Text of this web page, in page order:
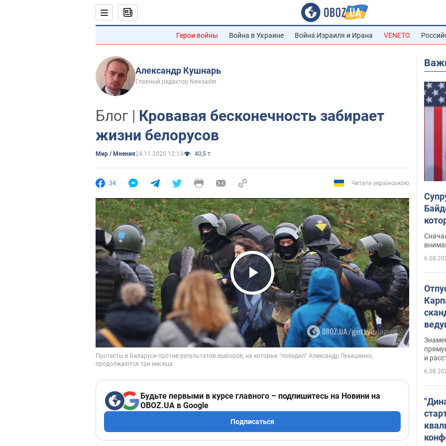
Герои войны Война в Украине Война Израиля и Ирана VENETO
Александр Кушнарь
Главный редактор Newsader
Блог | Кровавая бесконечность забирает
жизни белорусов
Мир / Мнения24.11.2020 12:13 40,5 т.
34 Читати українською
Play Video
Будьте первыми в курсе главного – подпишитесь на Новини на
OBOZ.UA в Google
Подписаться
и